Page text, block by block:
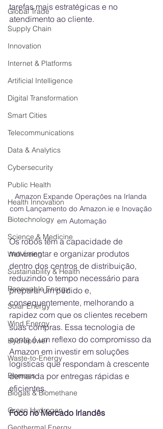
Global Trade
Supply Chain
Innovation
Internet & Platforms
Artificial Intelligence
Digital Transformation
Smart Cities
Telecommunications
Data & Analytics
Cybersecurity
Public Health
Health Innovation
Biotechnology
Science & Medicine
Well-being
Sustainability & Health
Renewable Energy
Solar Energy
Wind Energy
Hydropower
Waste-to-Energy
Biomass
Biogas & Biomethane
Green Hydrogen
tarefas mais estratégicas e no
atendimento ao cliente.
Amazon Expande Operações na Irlanda
com Lançamento do Amazon.ie e Inovação
em Automação
Os robôs têm a capacidade de
movimentar e organizar produtos
dentro dos centros de distribuição,
reduzindo o tempo necessário para
preparar um pedido e,
consequentemente, melhorando a
rapidez com que os clientes recebem
suas compras. Essa tecnologia de
ponta é um reflexo do compromisso da
Amazon em investir em soluções
logísticas que respondam à crescente
demanda por entregas rápidas e
eficientes.
Foco no Mercado Irlandês